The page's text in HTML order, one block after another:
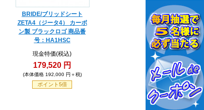
BRIDE/ブリッドシート
ZETA4（ジータ4） カーボ
ン製 ブラックロゴ 商品番
号：HA1HSC
現金特価(税込)
179,520 円
(本体価格 192,000 円＋税)
ポイント5倍